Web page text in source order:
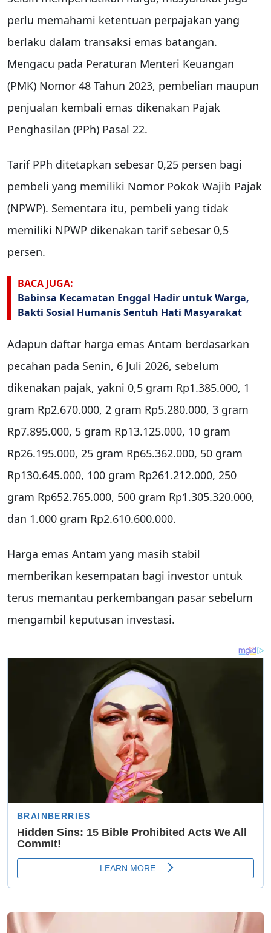
perlu memahami ketentuan perpajakan yang
berlaku dalam transaksi emas batangan.
Mengacu pada Peraturan Menteri Keuangan
(PMK) Nomor 48 Tahun 2023, pembelian maupun
penjualan kembali emas dikenakan Pajak
Penghasilan (PPh) Pasal 22.
Tarif PPh ditetapkan sebesar 0,25 persen bagi
pembeli yang memiliki Nomor Pokok Wajib Pajak
(NPWP). Sementara itu, pembeli yang tidak
memiliki NPWP dikenakan tarif sebesar 0,5
persen.
BACA JUGA:
Babinsa Kecamatan Enggal Hadir untuk Warga,
Bakti Sosial Humanis Sentuh Hati Masyarakat
Adapun daftar harga emas Antam berdasarkan
pecahan pada Senin, 6 Juli 2026, sebelum
dikenakan pajak, yakni 0,5 gram Rp1.385.000, 1
gram Rp2.670.000, 2 gram Rp5.280.000, 3 gram
Rp7.895.000, 5 gram Rp13.125.000, 10 gram
Rp26.195.000, 25 gram Rp65.362.000, 50 gram
Rp130.645.000, 100 gram Rp261.212.000, 250
gram Rp652.765.000, 500 gram Rp1.305.320.000,
dan 1.000 gram Rp2.610.600.000.
Harga emas Antam yang masih stabil
memberikan kesempatan bagi investor untuk
terus memantau perkembangan pasar sebelum
mengambil keputusan investasi.